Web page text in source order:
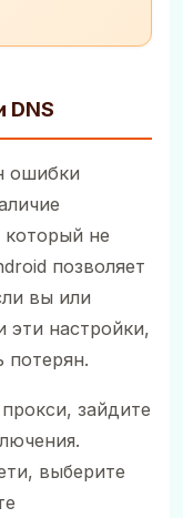
DNS
ошибки
который не
позволяет
вы или
эти настройки,
потерян.
зайдите
выберите